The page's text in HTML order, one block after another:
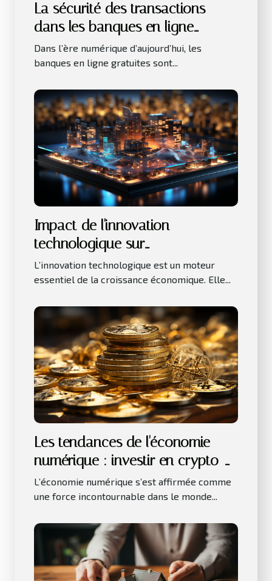
La sécurité des transactions
dans les banques en ligne
gratuites
Dans l’ère numérique d’aujourd’hui, les
banques en ligne gratuites sont...
Impact de l'innovation
technologique sur
l'investissement immobilier
L’innovation technologique est un moteur
essentiel de la croissance économique. Elle...
Les tendances de l'économie
numérique : investir en crypto-
monnaies
L’économie numérique s’est affirmée comme
une force incontournable dans le monde...